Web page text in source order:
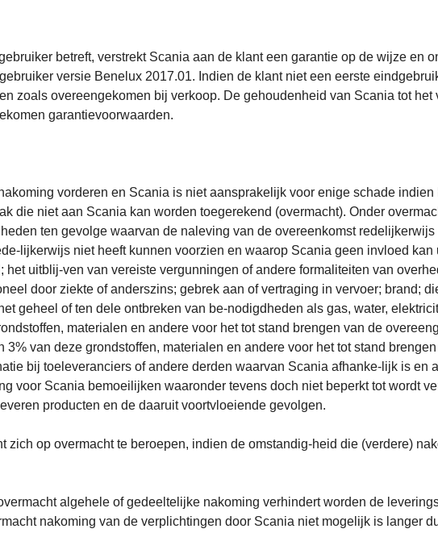
betreft, verstrekt Scania aan de klant een garantie op de wijze en
versie Benelux 2017.01. Indien de klant niet een eerste
zoals overeengekomen bij verkoop. De gehoudenheid van Scania tot
garantievoorwaarden.
vorderen en Scania is niet aansprakelijk voor enige schade
die niet aan Scania kan worden toegerekend (overmacht). Onder
ten gevolge waarvan de naleving van de overeenkomst
lijkerwijs niet heeft kunnen voorzien en waarop Scania geen invloed
het uitblij-ven van vereiste vergunningen of andere formaliteiten van
door ziekte of anderszins; gebrek aan of vertraging in vervoer; brand;
geheel of ten dele ontbreken van be-nodigdheden als gas, water,
materialen en andere voor het tot stand brengen van de
van deze grondstoffen, materialen en andere voor het tot stand
bij toeleveranciers of andere derden waarvan Scania afhanke-lijk is
voor Scania bemoeilijken waaronder tevens doch niet beperkt tot wordt
producten en de daaruit voortvloeiende gevolgen.
zich op overmacht te beroepen, indien de omstandig-heid die (verdere)
algehele of gedeeltelijke nakoming verhindert worden de
nakoming van de verplichtingen door Scania niet mogelijk is langer